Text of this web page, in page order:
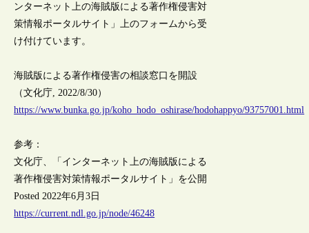
ンターネット上の海賊版による著作権侵害対
策情報ポータルサイト」上のフォームから受
け付けています。
海賊版による著作権侵害の相談窓口を開設
（文化庁, 2022/8/30）
https://www.bunka.go.jp/koho_hodo_oshirase/hodohappyo/93757001.html
参考：
文化庁、「インターネット上の海賊版による
著作権侵害対策情報ポータルサイト」を公開
Posted 2022年6月3日
https://current.ndl.go.jp/node/46248